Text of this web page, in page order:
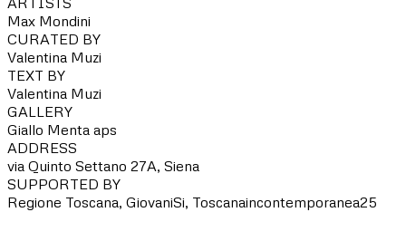
Max Mondini
CURATED BY
Valentina Muzi
TEXT BY
Valentina Muzi
GALLERY
Giallo Menta aps
ADDRESS
via Quinto Settano 27A, Siena
SUPPORTED BY
Regione Toscana, GiovaniSi, Toscanaincontemporanea25